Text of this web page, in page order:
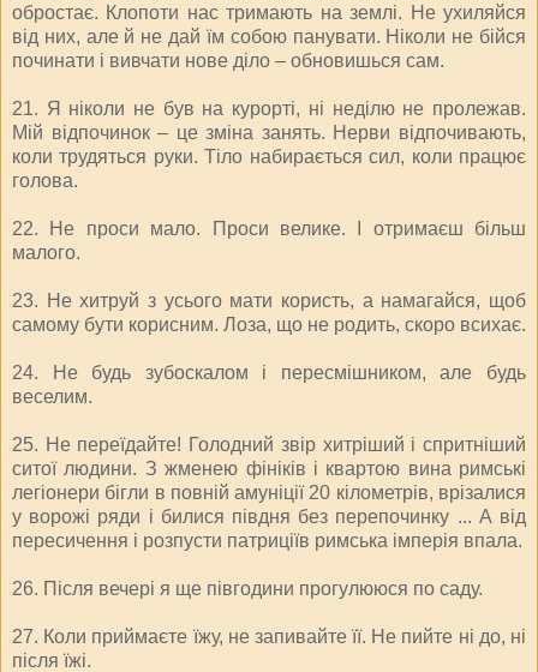
обростає. Клопоти нас тримають на землі. Не ухиляйся
від них, але й не дай їм собою панувати. Ніколи не бійся
починати і вивчати нове діло – обновишься сам.
21. Я ніколи не був на курорті, ні неділю не пролежав.
Мій відпочинок – це зміна занять. Нерви відпочивають,
коли трудяться руки. Тіло набирається сил, коли працює
голова.
22. Не проси мало. Проси велике. І отримаєш більш
малого.
23. Не хитруй з усього мати користь, а намагайся, щоб
самому бути корисним. Лоза, що не родить, скоро всихає.
24. Не будь зубоскалом і пересмішником, але будь
веселим.
25. Не переїдайте! Голодний звір хитріший і спритніший
ситої людини. З жменею фініків і квартою вина римські
легіонери бігли в повній амуніції 20 кілометрів, врізалися
у ворожі ряди і билися півдня без перепочинку ... А від
пересичення і розпусти патриціїв римська імперія впала.
26. Після вечері я ще півгодини прогулююся по саду.
27. Коли приймаєте їжу, не запивайте її. Не пийте ні до, ні
після їжі.